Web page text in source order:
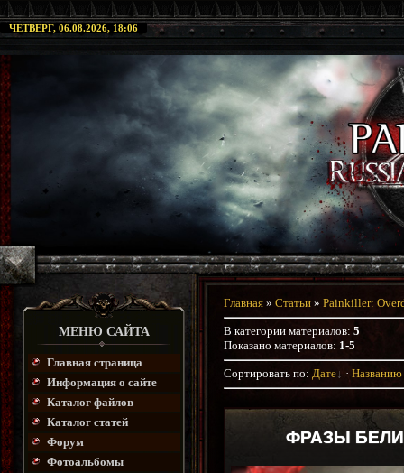
ЧЕТВЕРГ, 06.08.2026, 18:06
МЕНЮ САЙТА
Главная страница
Информация о сайте
Каталог файлов
Каталог статей
Форум
Фотоальбомы
Главная » Статьи » Painkiller:
В категории материалов: 5
Показано материалов: 1-5
Сортировать по: Дате · Названию
ФРАЗЫ